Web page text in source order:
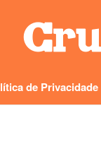
de Privacidade